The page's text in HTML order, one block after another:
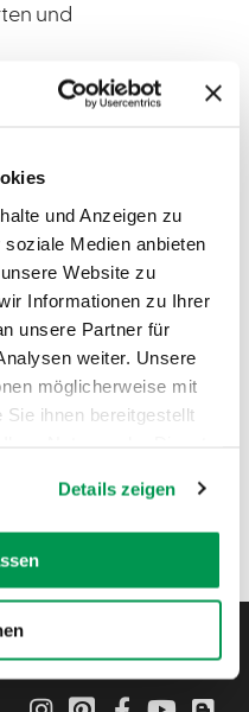
und Anzeigen zu
Medien anbieten
Website zu
Informationen zu Ihrer
unsere Partner für
weiter. Unsere
möglicherweise mit
ihnen bereitgestellt
Details zeigen
und
InstagramPinterestFacebookYouTube